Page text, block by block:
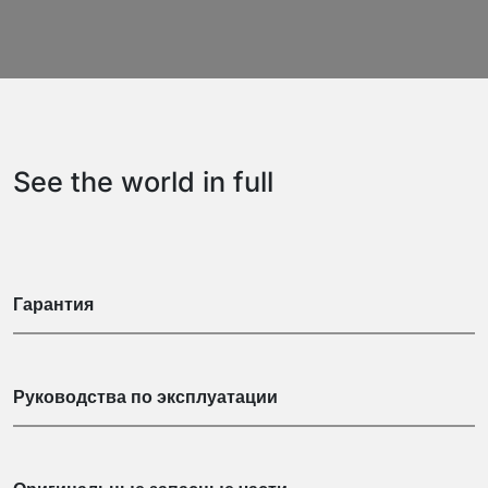
See the world in full
Гарантия
Руководства по эксплуатации